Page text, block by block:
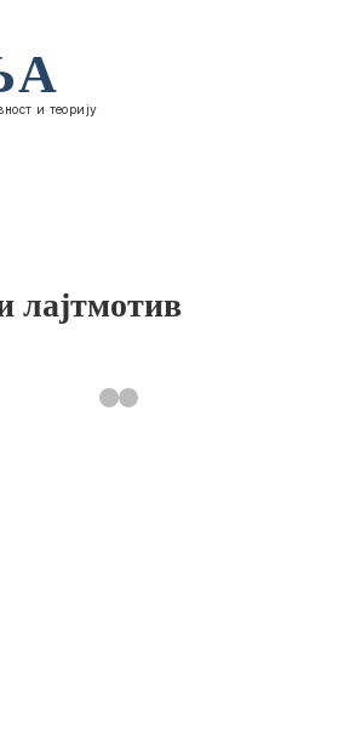
и теорију
лајтмотив